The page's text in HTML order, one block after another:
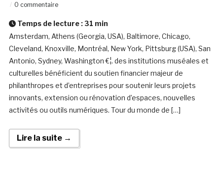
0 commentaire
Temps de lecture : 31 min
Amsterdam, Athens (Georgia, USA), Baltimore, Chicago,
Cleveland, Knoxville, Montréal, New York, Pittsburg (USA), San
Antonio, Sydney, Washington €¦. des institutions muséales et
culturelles bénéficient du soutien financier majeur de
philanthropes et d’entreprises pour soutenir leurs projets
innovants, extension ou rénovation d’espaces, nouvelles
activités ou outils numériques. Tour du monde de […]
Lire la suite →